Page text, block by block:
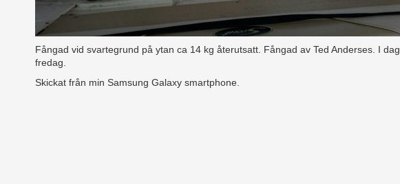
Fångad vid svartegrund på ytan ca 14 kg återutsatt. Fångad av Ted Anderses. I dag
fredag.
Skickat från min Samsung Galaxy smartphone.